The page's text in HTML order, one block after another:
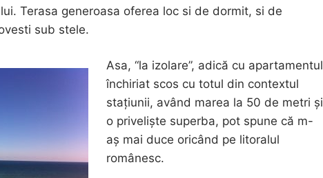
Terasa generoasa oferea loc si de dormit, si de
sub stele.
Asa, “la izolare”, adică cu apartamentul
închiriat scos cu totul din contextul
stațiunii, având marea la 50 de metri și
o priveliște superba, pot spune că m-
aș mai duce oricând pe litoralul
românesc.